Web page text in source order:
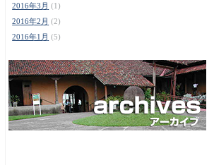
2016年3月 (1)
2016年2月 (2)
2016年1月 (5)